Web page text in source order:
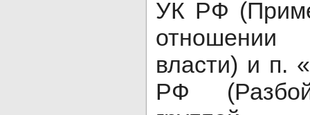
УК РФ
отношении
власти) и п.
РФ